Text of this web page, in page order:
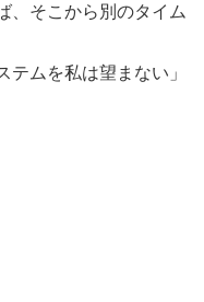
、そこから別のタイム
ムを私は望まない」